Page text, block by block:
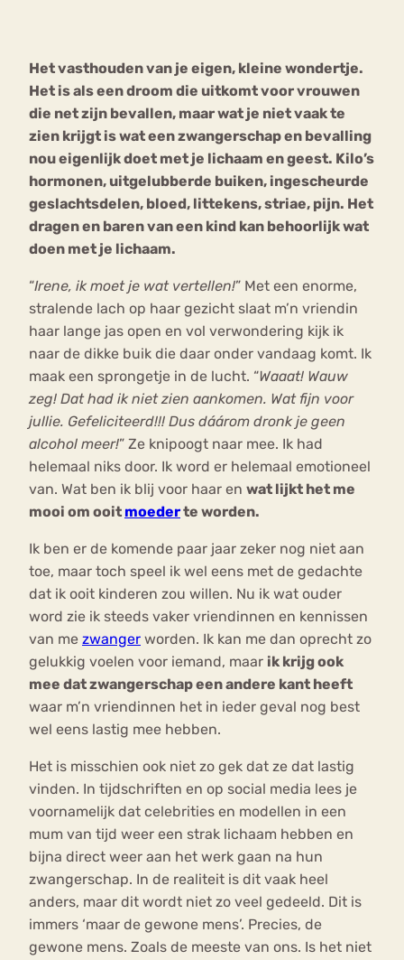
Het vasthouden van je eigen, kleine wondertje.
Het is als een droom die uitkomt voor vrouwen
die net zijn bevallen, maar wat je niet vaak te
zien krijgt is wat een zwangerschap en bevalling
nou eigenlijk doet met je lichaam en geest. Kilo’s
hormonen, uitgelubberde buiken, ingescheurde
geslachtsdelen, bloed, littekens, striae, pijn. Het
dragen en baren van een kind kan behoorlijk wat
doen met je lichaam.
“Irene, ik moet je wat vertellen!” Met een enorme,
stralende lach op haar gezicht slaat m’n vriendin
haar lange jas open en vol verwondering kijk ik
naar de dikke buik die daar onder vandaag komt. Ik
maak een sprongetje in de lucht. “Waaat! Wauw
zeg! Dat had ik niet zien aankomen. Wat fijn voor
jullie. Gefeliciteerd!!! Dus dáárom dronk je geen
alcohol meer!” Ze knipoogt naar mee. Ik had
helemaal niks door. Ik word er helemaal emotioneel
van. Wat ben ik blij voor haar en wat lijkt het me
mooi om ooit moederte worden.
Ik ben er de komende paar jaar zeker nog niet aan
toe, maar toch speel ik wel eens met de gedachte
dat ik ooit kinderen zou willen. Nu ik wat ouder
word zie ik steeds vaker vriendinnen en kennissen
van me zwanger worden. Ik kan me dan oprecht zo
gelukkig voelen voor iemand, maar ik krijg ook
mee dat zwangerschap een andere kant heeft
waar m’n vriendinnen het in ieder geval nog best
wel eens lastig mee hebben.
Het is misschien ook niet zo gek dat ze dat lastig
vinden. In tijdschriften en op social media lees je
voornamelijk dat celebrities en modellen in een
mum van tijd weer een strak lichaam hebben en
bijna direct weer aan het werk gaan na hun
zwangerschap. In de realiteit is dit vaak heel
anders, maar dit wordt niet zo veel gedeeld. Dit is
immers ‘maar de gewone mens’. Precies, de
gewone mens. Zoals de meeste van ons. Is het niet
Chat
Forum
mia
Nerv
osa
Eetstoornis Anorexia Nervosa
Eetbuien Piekeren Sport
Trauma
Orthorexia
Afvallen Angst